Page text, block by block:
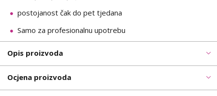
postojanost čak do pet tjedana
Samo za profesionalnu upotrebu
Opis proizvoda
Ocjena proizvoda